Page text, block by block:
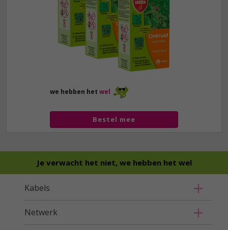
we hebben het wel
Bestel mee
Je verwacht het niet, we hebben het wel
Kabels
Netwerk